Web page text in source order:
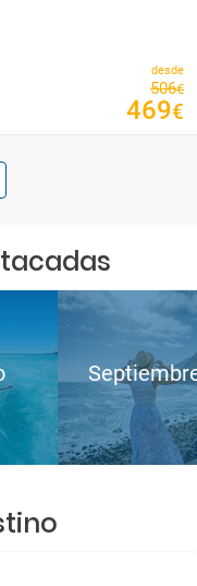
desde
506€
469€